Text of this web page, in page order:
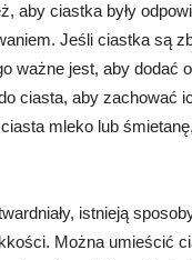
aby ciastka były
Jeśli ciastka są
ważne jest, aby dodać
ciasta, aby zachować
mleko lub
istnieją
Można umieścić